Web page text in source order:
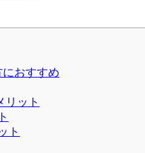
おすすめ
リット
ト